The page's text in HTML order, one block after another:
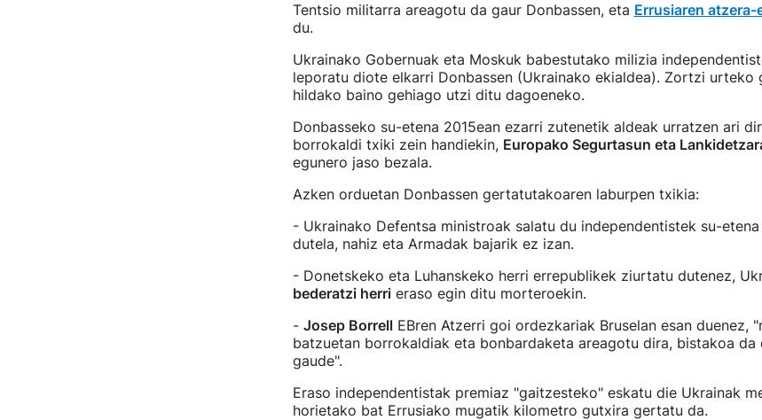
Tentsio militarra areagotu da gaur Donbassen, eta Errusiaren atzera-
du.
Ukrainako Gobernuak eta Moskuk babestutako milizia
leporatu diote elkarri Donbassen (Ukrainako ekialdea). Zortzi urteko
hildako baino gehiago utzi ditu dagoeneko.
Donbasseko su-etena 2015ean ezarri zutenetik aldeak urratzen ari
borrokaldi txiki zein handiekin, Europako Segurtasun eta
egunero jaso bezala.
Azken orduetan Donbassen gertatutakoaren laburpen txikia:
- Ukrainako Defentsa ministroak salatu du independentistek su-etena
dutela, nahiz eta Armadak bajarik ez izan.
- Donetskeko eta Luhanskeko herri errepublikek ziurtatu dutenez,
bederatzi herrieraso egin ditu morteroekin.
- Josep BorrellEBren Atzerri goi ordezkariak Bruselan esan duenez,
batzuetan borrokaldiak eta bonbardaketa areagotu dira, bistakoa
gaude".
Eraso independentistak premiaz "gaitzesteko" eskatu die Ukrainak
horietako bat Errusiako mugatik kilometro gutxira gertatu da.